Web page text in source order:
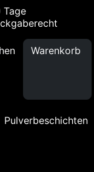
Tage
Warenkorb
Pulverbeschichten